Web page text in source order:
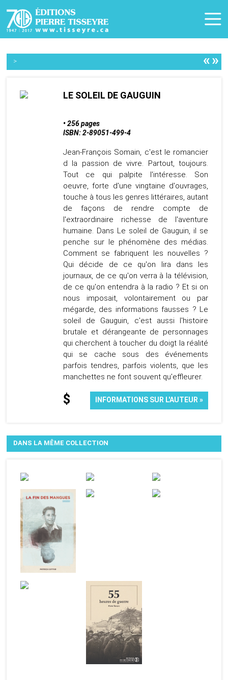
> «»
LE SOLEIL DE GAUGUIN
• 256 pages
ISBN: 2-89051-499-4
Jean-François Somain, c'est le romancier
d la passion de vivre. Partout, toujours.
Tout ce qui palpite l'intéresse. Son
oeuvre, forte d'une vingtaine d'ouvrages,
touche à tous les genres littéraires, autant
de façons de rendre compte de
l'extraordinaire richesse de l'aventure
humaine. Dans Le soleil de Gauguin, il se
penche sur le phénomène des médias.
Comment se fabriquent les nouvelles ?
Qui décide de ce qu'on lira dans les
journaux, de ce qu'on verra à la télévision,
de ce qu'on entendra à la radio ? Et si on
nous imposait, volontairement ou par
mégarde, des informations fausses ? Le
soleil de Gauguin, c'est aussi l'histoire
brutale et dérangeante de personnages
qui cherchent à toucher du doigt la réalité
qui se cache sous des événements
parfois tendres, parfois violents, que les
manchettes ne font souvent qu'effleurer.
$ INFORMATIONS SUR L'AUTEUR »
DANS LA MÊME COLLECTION